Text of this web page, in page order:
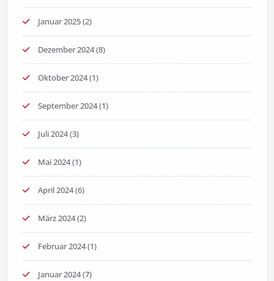
Januar 2025(2)
Dezember 2024(8)
Oktober 2024(1)
September 2024(1)
Juli 2024(3)
Mai 2024(1)
April 2024(6)
März 2024(2)
Februar 2024(1)
Januar 2024(7)